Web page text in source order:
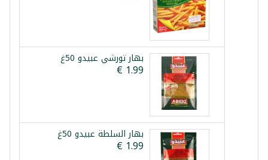
بهار تورشي عبيدو 50غ
بهار السلطة عبيدو 50غ